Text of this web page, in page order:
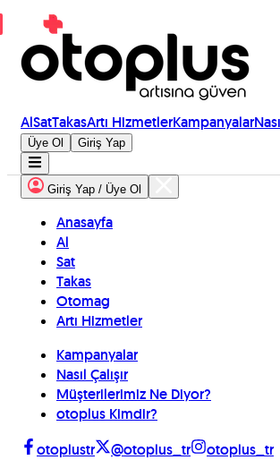
AlSatTakasArtı HizmetlerKampanyalar
Üye Ol Giriş Yap
Giriş Yap / Üye Ol
Anasayfa
Al
Sat
Takas
Otomag
Artı Hizmetler
Kampanyalar
Nasıl Çalışır
Müşterilerimiz Ne Diyor?
otoplus Kimdir?
otoplustr
@otoplus_tr
otoplus_tr